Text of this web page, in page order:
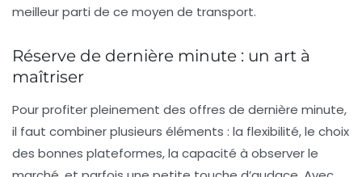
meilleur parti de ce moyen de transport.
Réserve de dernière minute : un art à
maîtriser
Pour profiter pleinement des offres de dernière minute,
il faut combiner plusieurs éléments : la flexibilité, le choix
des bonnes plateformes, la capacité à observer le